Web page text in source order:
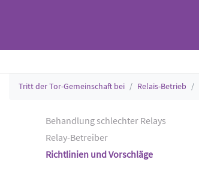
Tritt der Tor-Gemeinschaft bei Relais-Betrieb
Behandlung schlechter Relays
Relay-Betreiber
Richtlinien und Vorschläge